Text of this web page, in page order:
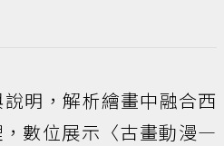
明，解析繪畫中融合西
數位展示〈古畫動漫—